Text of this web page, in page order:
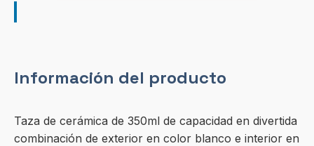
Información del producto
Taza de cerámica de 350ml de capacidad en divertida
combinación de exterior en color blanco e interior en